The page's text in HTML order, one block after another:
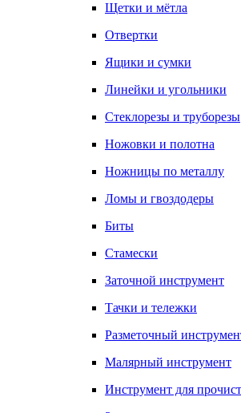
Щетки и мётла
Отвертки
Ящики и сумки
Линейки и угольники
Стеклорезы и труборезы
Ножовки и полотна
Ножницы по металлу
Ломы и гвоздодеры
Биты
Стамески
Заточной инструмент
Тачки и тележки
Разметочный
Малярный инструмент
Инструмент для